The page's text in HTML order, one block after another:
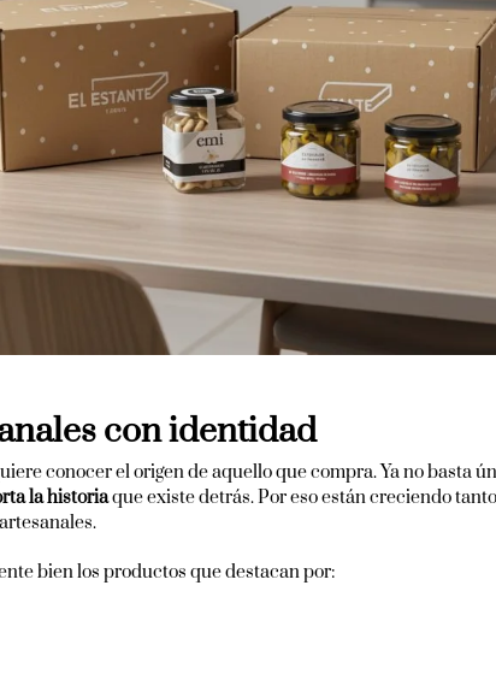
con identidad
conocer el origen de aquello que compra. Ya no basta
la historiaque existe detrás. Por eso están creciendo
bien los productos que destacan por: